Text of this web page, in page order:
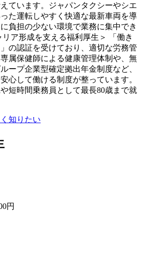
ています。ジャパンタクシーやシエ
た運転しやすく快適な最新車両を導
負担の少ない環境で業務に集中でき
ア形成を支える福利厚生＞ 「働き
の認証を受けており、適切な労務管
属保健師による健康管理体制や、無
ープ企業型確定拠出年金制度など、
心して働ける制度が整っています。
短時間乗務員として最長80歳まで就
知りたい
円